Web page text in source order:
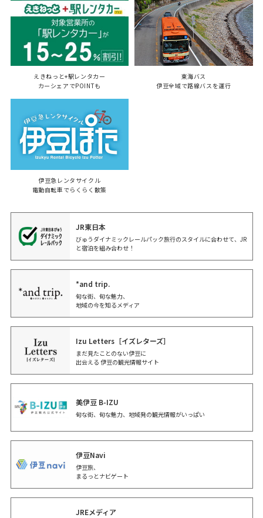
えきねっと+駅レンタカー
カーシェアでPOINTも
東海バス
伊豆全域で路線バスを運行
伊豆急レンタサイクル
電動自転車でらくらく散策
JR東日本
びゅうダイナミックレールパック旅行のスタイルに合わせて、JR
と宿泊を組み合わせ！
*and trip.
旬な街、旬な魅力、
地域の今を知るメディア
Izu Letters［イズレターズ］
まだ見たことのない伊豆に
出会える 伊豆の観光情報サイト
美伊豆 B-IZU
旬な街、旬な魅力、地域発の観光情報がいっぱい
伊豆Navi
伊豆旅、
まるっとナビゲート
JREメディア